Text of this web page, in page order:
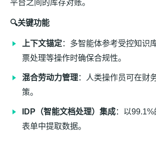
平台之间的库存对账。
🔍关键功能
上下文锚定：多智能体参考受控知识
票处理等操作时确保合规性。
混合劳动力管理：人类操作员可在财
策。
IDP（智能文档处理）集成：以
表单中提取数据。